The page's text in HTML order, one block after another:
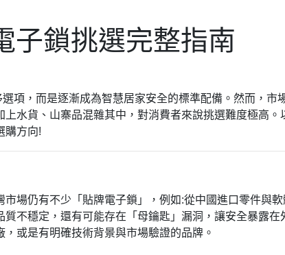
子鎖挑選完整指南
項，而是逐漸成為智慧居家安全的標準配備。然而，市
水貨、山寨品混雜其中，對消費者來說挑選難度極高。
購方向!
場仍有不少「貼牌電子鎖」，例如:從中國進口零件與
不穩定，還有可能存在「母鑰匙」漏洞，讓安全暴露在
或是有明確技術背景與市場驗證的品牌。